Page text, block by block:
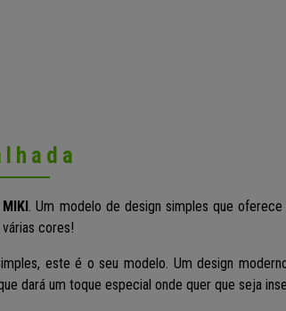
MIKI. Um modelo de design simples que
cores!
este é o seu modelo. Um design
dará um toque especial onde quer que seja